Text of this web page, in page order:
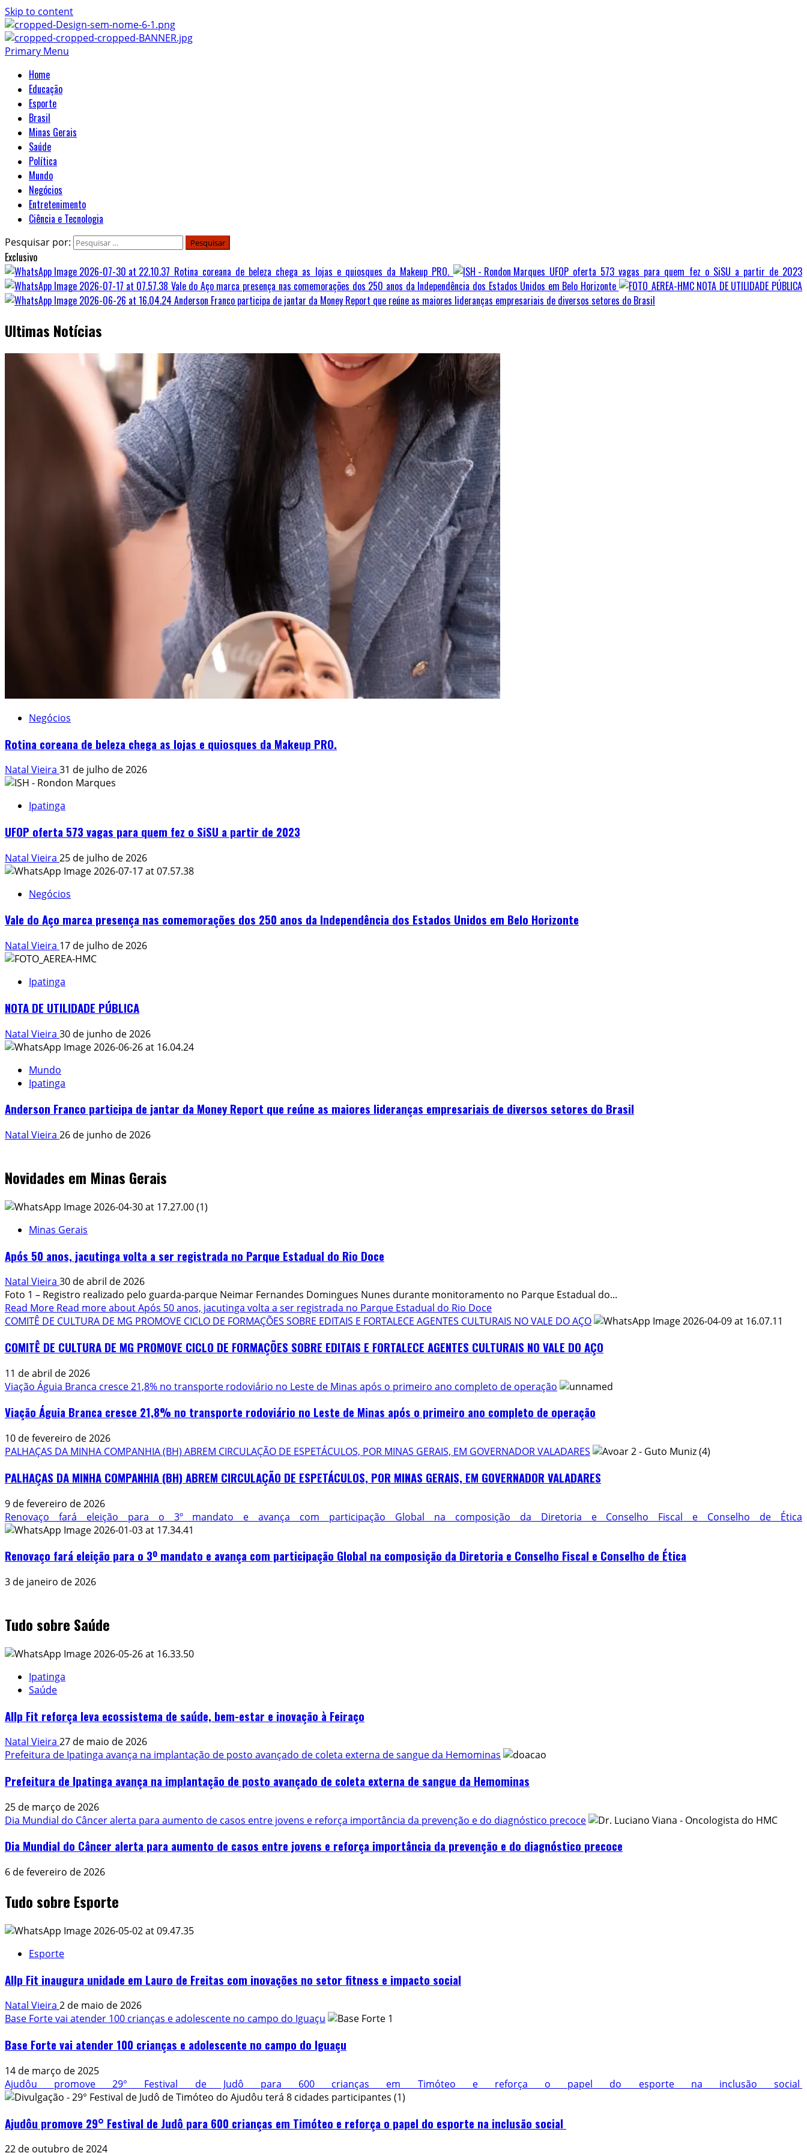
Skip to content
Primary Menu
Home
Educação
Esporte
Brasil
Minas Gerais
Saúde
Política
Mundo
Negócios
Entretenimento
Ciência e Tecnologia
Pesquisar por:
Exclusivo
Rotina coreana de beleza chega as lojas e quiosques da Makeup PRO.
UFOP oferta 573 vagas para quem fez o SiSU a partir de 2023
Vale do Aço marca presença nas comemorações dos 250 anos da Independência dos Estados Unidos em Belo Horizonte
NOTA DE UTILIDADE PÚBLICA
Anderson Franco participa de jantar da Money Report que reúne as maiores lideranças empresariais de diversos setores do Brasil
Ultimas Notícias
Negócios
Rotina coreana de beleza chega as lojas e quiosques da Makeup PRO.
Natal Vieira 31 de julho de 2026
Ipatinga
UFOP oferta 573 vagas para quem fez o SiSU a partir de 2023
Natal Vieira 25 de julho de 2026
Negócios
Vale do Aço marca presença nas comemorações dos 250 anos da Independência dos Estados Unidos em Belo Horizonte
Natal Vieira 17 de julho de 2026
Ipatinga
NOTA DE UTILIDADE PÚBLICA
Natal Vieira 30 de junho de 2026
Mundo
Ipatinga
Anderson Franco participa de jantar da Money Report que reúne as maiores lideranças empresariais de diversos setores do Brasil
Natal Vieira 26 de junho de 2026
Novidades em Minas Gerais
Minas Gerais
Após 50 anos, jacutinga volta a ser registrada no Parque Estadual do Rio Doce
Natal Vieira 30 de abril de 2026
Foto 1 – Registro realizado pelo guarda-parque Neimar Fernandes Domingues Nunes durante monitoramento no Parque Estadual do...
Read More Read more about Após 50 anos, jacutinga volta a ser registrada no Parque Estadual do Rio Doce
COMITÊ DE CULTURA DE MG PROMOVE CICLO DE FORMAÇÕES SOBRE EDITAIS E FORTALECE AGENTES CULTURAIS NO VALE DO AÇO
COMITÊ DE CULTURA DE MG PROMOVE CICLO DE FORMAÇÕES SOBRE EDITAIS E FORTALECE AGENTES CULTURAIS NO VALE DO AÇO
11 de abril de 2026
Viação Águia Branca cresce 21,8% no transporte rodoviário no Leste de Minas após o primeiro ano completo de operação
Viação Águia Branca cresce 21,8% no transporte rodoviário no Leste de Minas após o primeiro ano completo de operação
10 de fevereiro de 2026
PALHAÇAS DA MINHA COMPANHIA (BH) ABREM CIRCULAÇÃO DE ESPETÁCULOS, POR MINAS GERAIS, EM GOVERNADOR VALADARES
PALHAÇAS DA MINHA COMPANHIA (BH) ABREM CIRCULAÇÃO DE ESPETÁCULOS, POR MINAS GERAIS, EM GOVERNADOR VALADARES
9 de fevereiro de 2026
Renovaço fará eleição para o 3º mandato e avança com participação Global na composição da Diretoria e Conselho Fiscal e Conselho de Ética
Renovaço fará eleição para o 3º mandato e avança com participação Global na composição da Diretoria e Conselho Fiscal e Conselho de Ética
3 de janeiro de 2026
Tudo sobre Saúde
Ipatinga
Saúde
Allp Fit reforça leva ecossistema de saúde, bem-estar e inovação à Feiraço
Natal Vieira 27 de maio de 2026
Prefeitura de Ipatinga avança na implantação de posto avançado de coleta externa de sangue da Hemominas
Prefeitura de Ipatinga avança na implantação de posto avançado de coleta externa de sangue da Hemominas
25 de março de 2026
Dia Mundial do Câncer alerta para aumento de casos entre jovens e reforça importância da prevenção e do diagnóstico precoce
Dia Mundial do Câncer alerta para aumento de casos entre jovens e reforça importância da prevenção e do diagnóstico precoce
6 de fevereiro de 2026
Tudo sobre Esporte
Esporte
Allp Fit inaugura unidade em Lauro de Freitas com inovações no setor fitness e impacto social
Natal Vieira 2 de maio de 2026
Base Forte vai atender 100 crianças e adolescente no campo do Iguaçu
Base Forte vai atender 100 crianças e adolescente no campo do Iguaçu
14 de março de 2025
Ajudôu promove 29° Festival de Judô para 600 crianças em Timóteo e reforça o papel do esporte na inclusão social
Ajudôu promove 29° Festival de Judô para 600 crianças em Timóteo e reforça o papel do esporte na inclusão social
22 de outubro de 2024